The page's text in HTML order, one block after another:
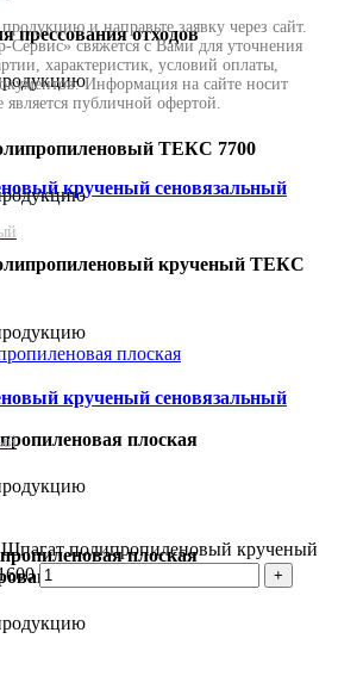
прессования отходов
ТЕКС 7700
крученый ТЕКС
плоская
плоская
плоская
ТЕКС 1200
крученый сеновязальный
крученый сеновязальный
Шпагат полипропиленовый крученый